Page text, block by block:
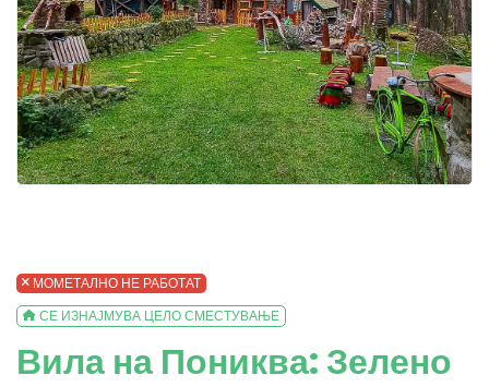
МОМЕТАЛНО НЕ РАБОТАТ
СЕ ИЗНАЈМУВА ЦЕЛО СМЕСТУВАЊЕ
Вила на Пониква: Зелено